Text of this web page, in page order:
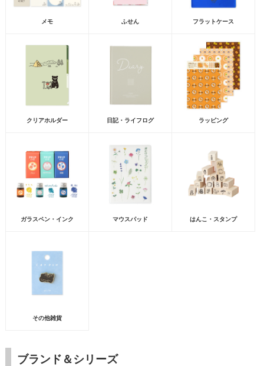
メモ ふせん フラットケース
クリアホルダー 日記・ライフログ ラッピング
ガラスペン・インク マウスパッド はんこ・スタンプ
その他雑貨
ブランド＆シリーズ